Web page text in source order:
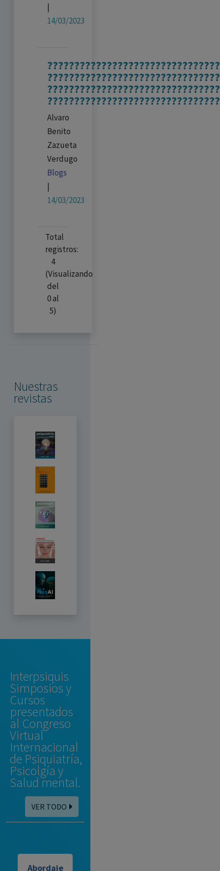
|
14/03/2023
????????????????????????????????
Alvaro
Benito
Zazueta
Verdugo
Blogs
|
14/03/2023
Total
registros:
4
(Visualizando
del
0 al
5)
Nuestras
revistas
Interpsiquis
Simposios y
Cursos
presentados
al Congreso
Virtual
Internacional
de Psiquiatría,
Psicolgía y
Salud mental.
VER TODO
Abordaje